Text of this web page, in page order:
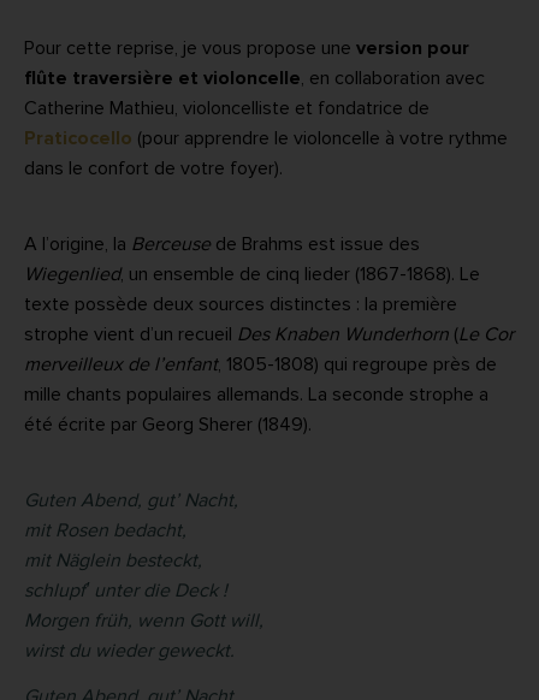
Pour cette reprise, je vous propose une version pour
flûte traversière et violoncelle, en collaboration avec
Catherine Mathieu, violoncelliste et fondatrice de
Praticocello (pour apprendre le violoncelle à votre rythme
dans le confort de votre foyer).
A l’origine, la Berceuse de Brahms est issue des
Wiegenlied, un ensemble de cinq lieder (1867-1868). Le
texte possède deux sources distinctes : la première
strophe vient d’un recueil Des Knaben Wunderhorn (Le Cor
merveilleux de l’enfant, 1805-1808) qui regroupe près de
mille chants populaires allemands. La seconde strophe a
été écrite par Georg Sherer (1849).
Guten Abend, gut’ Nacht,
mit Rosen bedacht,
mit Näglein besteckt,
schlupf′ unter die Deck !
Morgen früh, wenn Gott will,
wirst du wieder geweckt.